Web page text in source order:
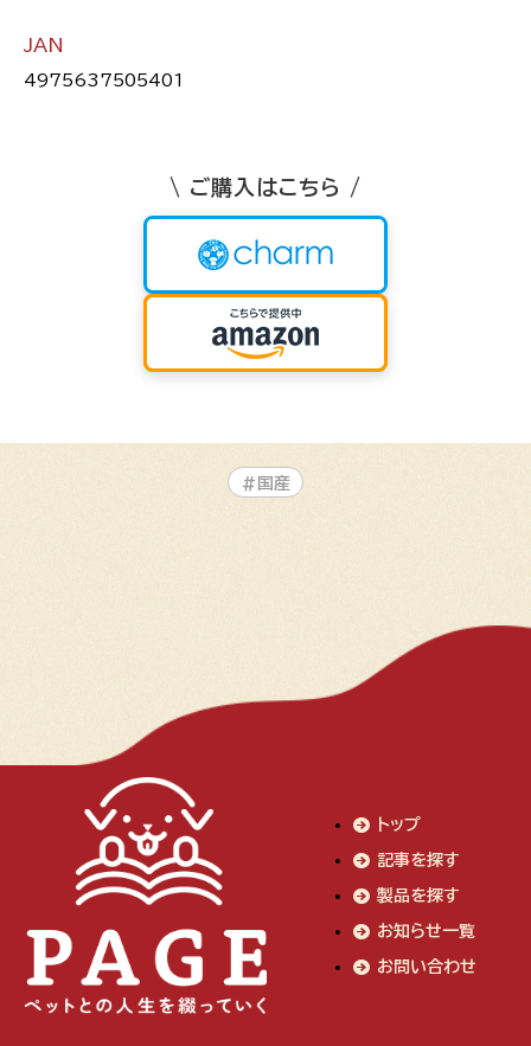
JAN
4975637505401
\ ご購入はこちら /
#国産
トップ
記事を探す
製品を探す
お知らせ一覧
お問い合わせ